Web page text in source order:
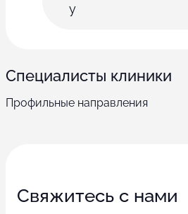
y
Специалисты клиники
Профильные направления
Свяжитесь с нами